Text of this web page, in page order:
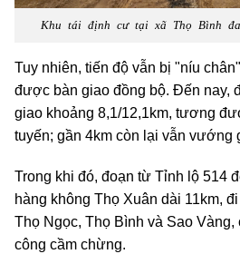
Khu tái định cư tại xã Thọ Bình
Tuy nhiên, tiến độ vẫn bị "níu
được bàn giao đồng bộ. Đến nay,
giao khoảng 8,1/12,1km, tương
tuyến; gần 4km còn lại vẫn vướng
Trong khi đó, đoạn từ Tỉnh lộ 514
hàng không Thọ Xuân dài 11km,
Thọ Ngọc, Thọ Bình và Sao
công cầm chừng.